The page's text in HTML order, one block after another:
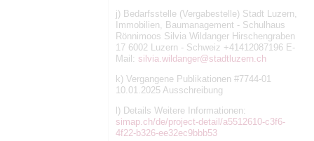
j) Bedarfsstelle (Vergabestelle) Stadt Luzern,
Immobilien, Baumanagement - Schulhaus
Rönnimoos Silvia Wildanger Hirschengraben
17 6002 Luzern - Schweiz +41412087196 E-
Mail: silvia.wildanger@stadtluzern.ch
k) Vergangene Publikationen #7744-01
10.01.2025 Ausschreibung
l) Details Weitere Informationen:
simap.ch/de/project-detail/a5512610-c3f6-
4f22-b326-ee32ec9bbb53